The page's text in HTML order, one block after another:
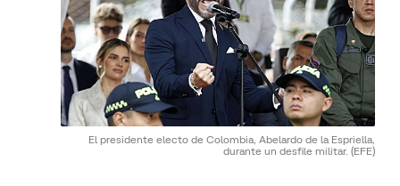
El presidente electo de Colombia, Abelardo de la Espriella,
durante un desfile militar. (EFE)